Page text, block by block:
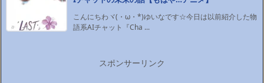
こんにちわヾ(・ω・*)ゆいなです☆今日は以前紹介した物
語系AIチャット『Cha ...
スポンサーリンク